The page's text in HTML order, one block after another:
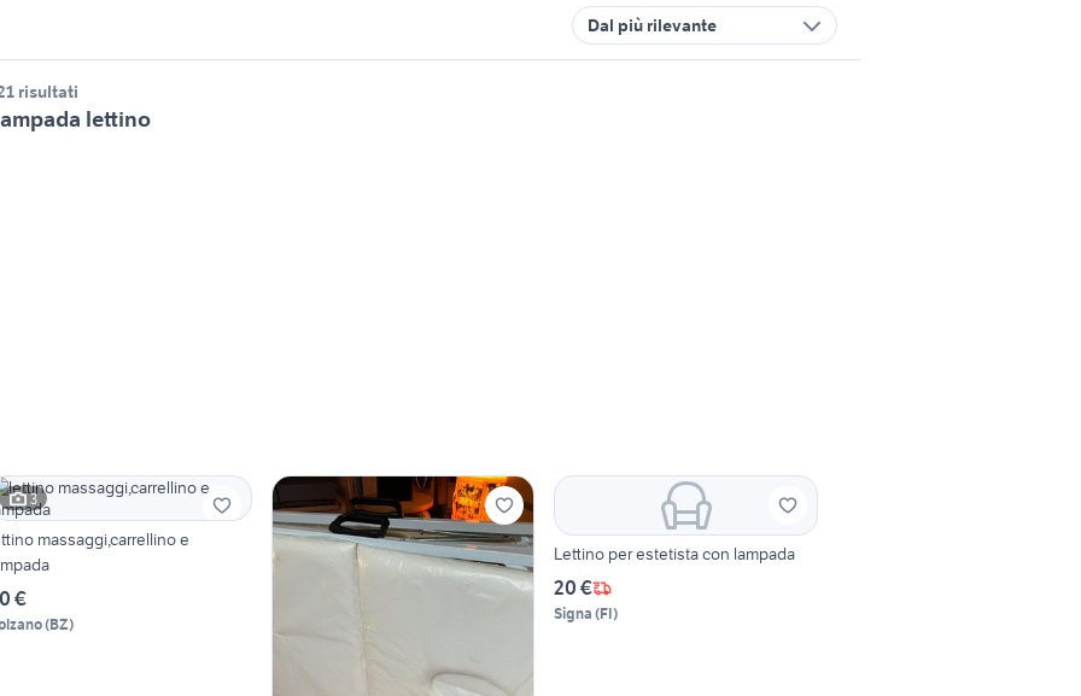
Dal più rilevante
risultati
lettino
3
massaggi,carrellino e
€
(BZ)
Lettino per estetista con lampada
20 €
Signa (FI)